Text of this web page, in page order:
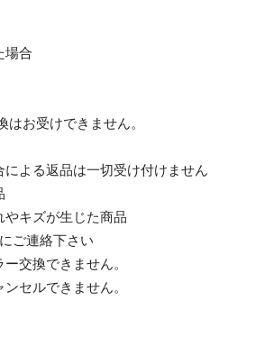
場合
お受けできません。
による返品は一切受け付けません
やキズが生じた商品
ご連絡下さい
交換できません。
セルできません。